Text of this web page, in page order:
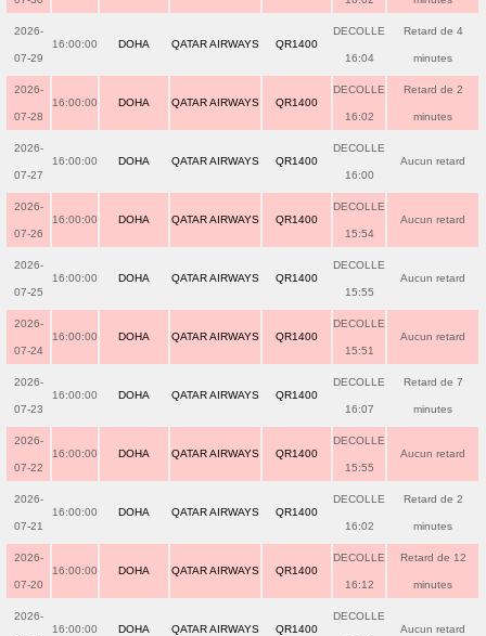
2026-
07-29
16:00:00 DOHA QATAR AIRWAYS QR1400
DECOLLE
16:04
Retard de 4
minutes
2026-
07-28
16:00:00 DOHA QATAR AIRWAYS QR1400
DECOLLE
16:02
Retard de 2
minutes
2026-
07-27
16:00:00 DOHA QATAR AIRWAYS QR1400
DECOLLE
16:00
Aucun retard
2026-
07-26
16:00:00 DOHA QATAR AIRWAYS QR1400
DECOLLE
15:54
Aucun retard
2026-
07-25
16:00:00 DOHA QATAR AIRWAYS QR1400
DECOLLE
15:55
Aucun retard
2026-
07-24
16:00:00 DOHA QATAR AIRWAYS QR1400
DECOLLE
15:51
Aucun retard
2026-
07-23
16:00:00 DOHA QATAR AIRWAYS QR1400
DECOLLE
16:07
Retard de 7
minutes
2026-
07-22
16:00:00 DOHA QATAR AIRWAYS QR1400
DECOLLE
15:55
Aucun retard
2026-
07-21
16:00:00 DOHA QATAR AIRWAYS QR1400
DECOLLE
16:02
Retard de 2
minutes
2026-
07-20
16:00:00 DOHA QATAR AIRWAYS QR1400
DECOLLE
16:12
Retard de 12
minutes
2026-
16:00:00 DOHA QATAR AIRWAYS QR1400
DECOLLE
Aucun retard